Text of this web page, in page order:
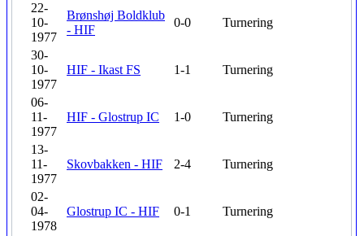
22-
10-
1977
Brønshøj Boldklub
- HIF
0-0 Turnering
30-
10-
1977
HIF - Ikast FS 1-1 Turnering
06-
11-
1977
HIF - Glostrup IC 1-0 Turnering
13-
11-
1977
Skovbakken - HIF 2-4 Turnering
02-
04-
1978
Glostrup IC - HIF 0-1 Turnering